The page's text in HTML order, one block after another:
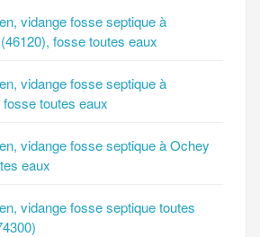
vidange fosse septique à
fosse toutes eaux
vidange fosse septique à
toutes eaux
vidange fosse septique à Ochey
eaux
vidange fosse septique toutes